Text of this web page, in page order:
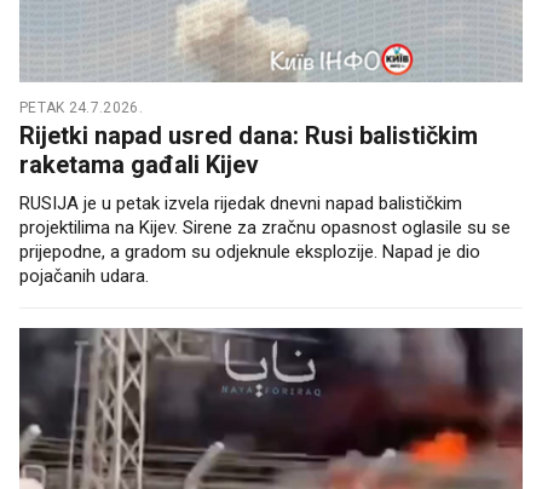
PETAK 24.7.2026.
Rijetki napad usred dana: Rusi balističkim
raketama gađali Kijev
RUSIJA je u petak izvela rijedak dnevni napad balističkim
projektilima na Kijev. Sirene za zračnu opasnost oglasile su se
prijepodne, a gradom su odjeknule eksplozije. Napad je dio
pojačanih udara.